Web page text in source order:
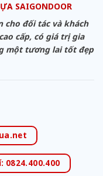
SAIGONDOOR
cho đối tác và khách
cấp, có giá trị gia
một tương lai tốt đẹp